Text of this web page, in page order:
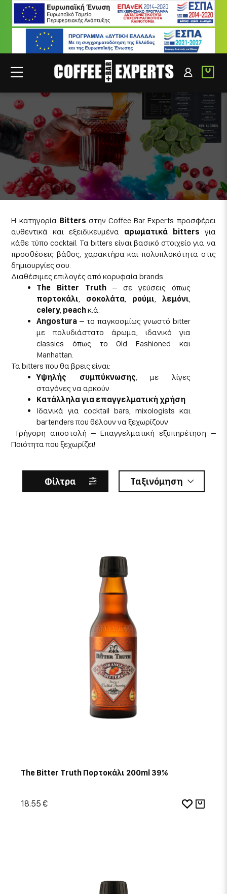
ΣΥΝΕΡΓΑΤΕΣ ΣΥΝΔΕΣΗ B2B
BITTERS
Η κατηγορία Bitters στην Coffee Bar Experts προσφέρει
αυθεντικά και εξειδικευμένα αρωματικά bitters για
κάθε τύπο cocktail. Τα bitters είναι βασικό στοιχείο για να
προσθέσεις βάθος, χαρακτήρα και πολυπλοκότητα στις
δημιουργίες σου.
Διαθέσιμες επιλογές από κορυφαία brands:
The Bitter Truth – σε γεύσεις όπως
πορτοκάλι, σοκολάτα, ρούμι, λεμόνι,
celery, peachκ.ά.
Angostura – το παγκοσμίως γνωστό bitter
με πολυδιάστατο άρωμα, ιδανικό για
classics όπως το Old Fashioned και
Manhattan.
Τα bitters που θα βρεις είναι:
Υψηλής συμπύκνωσης, με λίγες
σταγόνες να αρκούν
Κατάλληλα για επαγγελματική χρήση
Ιδανικά για cocktail bars, mixologists και
bartenders που θέλουν να ξεχωρίζουν
Γρήγορη αποστολή – Επαγγελματική εξυπηρέτηση –
Ποιότητα που ξεχωρίζει!
Φίλτρα Ταξινόμηση
The Bitter Truth Πορτοκάλι 200ml 39%
18.55 €